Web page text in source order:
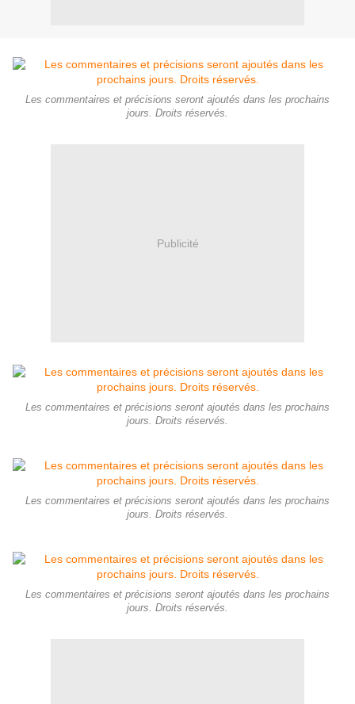
Les commentaires et précisions seront ajoutés dans les prochains
jours. Droits réservés.
Publicité
Les commentaires et précisions seront ajoutés dans les prochains
jours. Droits réservés.
Les commentaires et précisions seront ajoutés dans les prochains
jours. Droits réservés.
Les commentaires et précisions seront ajoutés dans les prochains
jours. Droits réservés.